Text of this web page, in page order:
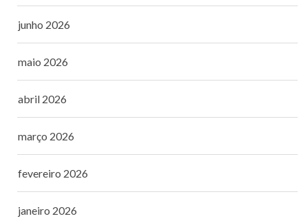
junho 2026
maio 2026
abril 2026
março 2026
fevereiro 2026
janeiro 2026